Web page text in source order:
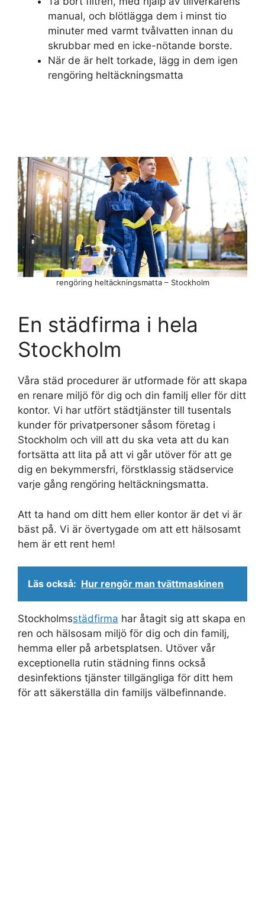
manual, och blötlägga dem i minst tio
minuter med varmt tvålvatten innan du
skrubbar med en icke-nötande borste.
När de är helt torkade, lägg in dem igen
rengöring heltäckningsmatta
En städfirma i hela
Stockholm
Våra städ procedurer är utformade för att skapa
en renare miljö för dig och din familj eller för ditt
kontor. Vi har utfört städtjänster till tusentals
kunder för privatpersoner såsom företag i
Stockholm och vill att du ska veta att du kan
fortsätta att lita på att vi går utöver för att ge
dig en bekymmersfri, förstklassig städservice
varje gång rengöring heltäckningsmatta.
Att ta hand om ditt hem eller kontor är det vi är
bäst på. Vi är övertygade om att ett hälsosamt
hem är ett rent hem!
Läs också: Hur rengör man tvättmaskinen
Stockholmsstädfirma har åtagit sig att skapa en
ren och hälsosam miljö för dig och din familj,
hemma eller på arbetsplatsen. Utöver vår
exceptionella rutin städning finns också
desinfektions tjänster tillgängliga för ditt hem
för att säkerställa din familjs välbefinnande.
rengöring heltäckningsmatta – Stockholm